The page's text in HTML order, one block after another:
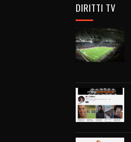
DIRITTI TV